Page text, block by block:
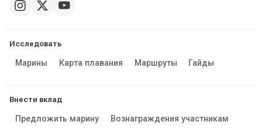
Исследовать
Марины Карта плавания Маршруты Гайды
Внести вклад
Предложить марину Вознаграждения участникам